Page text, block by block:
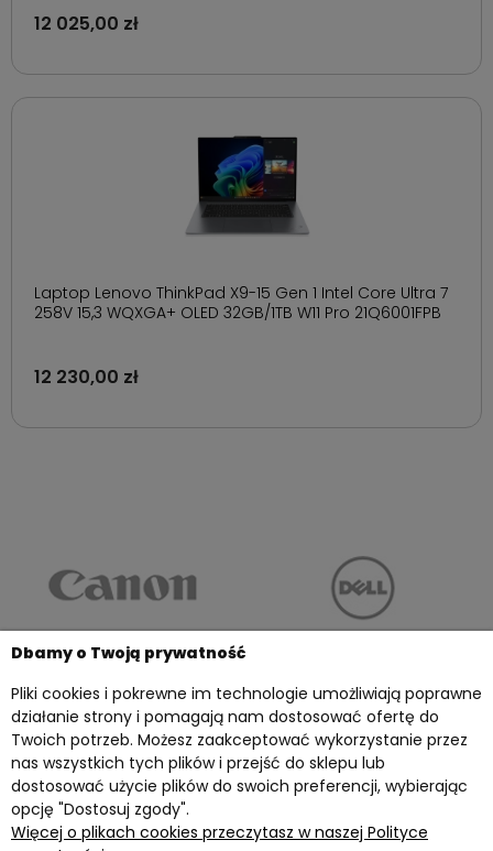
12 025,00 zł
Laptop Lenovo ThinkPad X9-15 Gen 1 Intel Core Ultra 7
258V 15,3 WQXGA+ OLED 32GB/1TB W11 Pro 21Q6001FPB
12 230,00 zł
Twoje konto
Przydatne materiały
Informacje
Dbamy o Twoją prywatność
Pliki cookies i pokrewne im technologie umożliwiają poprawne
działanie strony i pomagają nam dostosować ofertę do
Twoich potrzeb. Możesz zaakceptować wykorzystanie przez
nas wszystkich tych plików i przejść do sklepu lub
dostosować użycie plików do swoich preferencji, wybierając
opcję "Dostosuj zgody".
Więcej o plikach cookies przeczytasz w naszej Polityce